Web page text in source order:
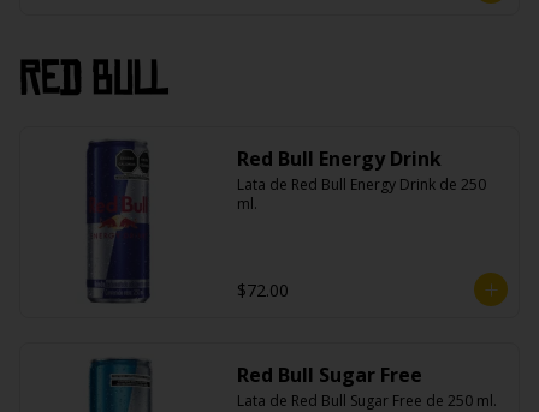
Red Bull
Red Bull Energy Drink
Lata de Red Bull Energy Drink de 250
ml.
$72.00
Red Bull Sugar Free
Lata de Red Bull Sugar Free de 250 ml.